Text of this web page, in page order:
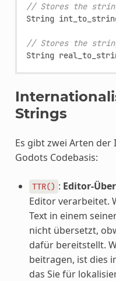
// Stores the
String
// Stores the
String
Strings
Es gibt zwei Arten
Godots Codebasis:
TTR() : Editor-
Editor verarbeitet.
Text in einem
nicht übersetzt,
dafür bereitstellt.
beitragen, ist dies
das Sie für